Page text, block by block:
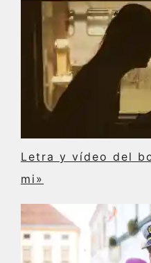
Letra y vídeo del
mi»